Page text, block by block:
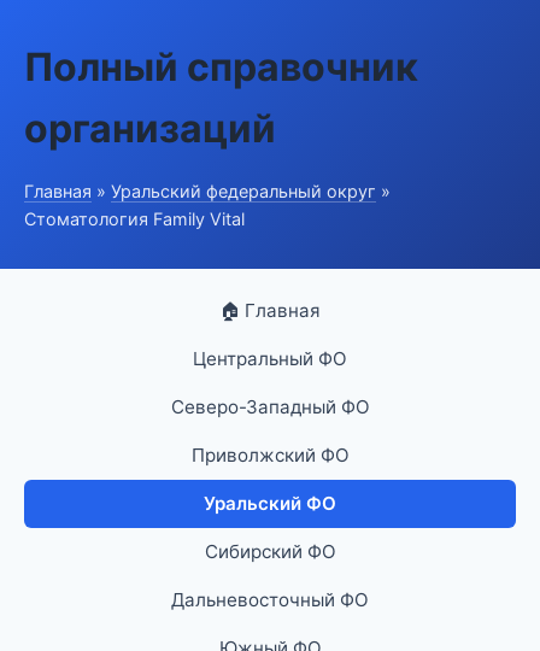
Полный справочник
организаций
Главная » Уральский федеральный округ »
Стоматология Family Vital
🏠 Главная
Центральный ФО
Северо-Западный ФО
Приволжский ФО
Уральский ФО
Сибирский ФО
Дальневосточный ФО